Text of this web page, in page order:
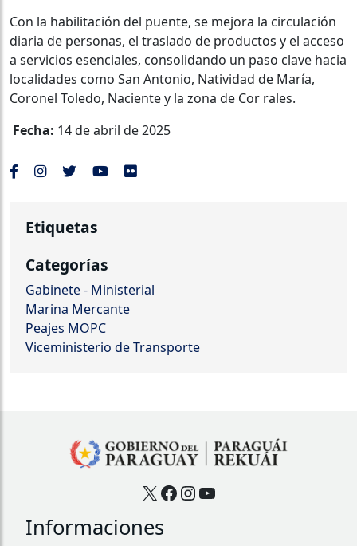
Con la habilitación del puente, se mejora la circulación
diaria de personas, el traslado de productos y el acceso
a servicios esenciales, consolidando un paso clave hacia
localidades como San Antonio, Natividad de María,
Coronel Toledo, Naciente y la zona de Cor rales.
Fecha: 14 de abril de 2025
Etiquetas
Categorías
Gabinete - Ministerial
Marina Mercante
Peajes MOPC
Viceministerio de Transporte
X Facebook
Instagram
YouTube
Informaciones